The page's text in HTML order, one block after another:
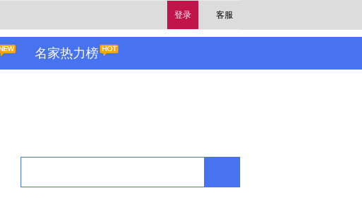
登录 客服
名家热力榜